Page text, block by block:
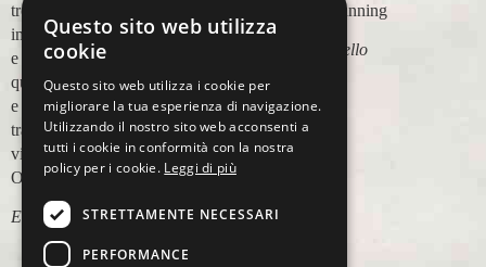
trovato un'assistenza
impeccabile, non invadente
e molto disponibile per
qualsiasi dubbio o necessità
e questo mi ha dato molta
tranquillità. Sicuramente
viaggerò ancora con
Ovunque Running.
Elisabetta Accardi
Ovunque Running
Cinzia Fornello
Questo sito web utilizza
cookie
Questo sito web utilizza i cookie per
migliorare la tua esperienza di navigazione.
Utilizzando il nostro sito web acconsenti a
tutti i cookie in conformità con la nostra
policy per i cookie. Leggi di più
STRETTAMENTE NECESSARI
PERFORMANCE